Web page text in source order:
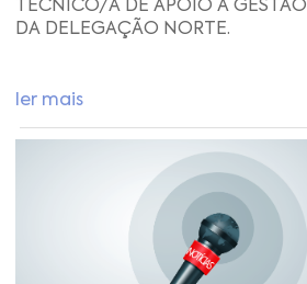
TÉCNICO/A DE APOIO À GESTÃO
DA DELEGAÇÃO NORTE.
ler mais